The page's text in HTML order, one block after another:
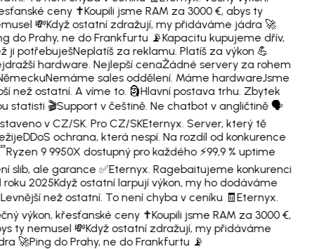
ceny ✝️Koupili jsme RAM za 3000 €, abys ty
💸Když ostatní zdražují, my přidáváme jádra 🚀
do Prahy, ne do Frankfurtu 📡Kapacitu kupujeme dřív,
ji potřebuješNeplatíš za reklamu. Platíš za výkon 💪
hardware. Nejlepší cenaŽádné servery za rohem
Nemáme sales oddělení. Máme hardwareJsme
než ostatní. A víme to. 🗿Hlavní postava trhu. Zbytek
statisti 🎬Support v češtině. Ne chatbot v angličtině 🗣️
v CZ/SK. Pro CZ/SKEternyx. Server, který tě
DDoS ochrana, která nespí. Na rozdíl od konkurence
Ryzen 9 9950X dostupný pro každého ⚡99,9 % uptime
slib, ale garance ✅Eternyx. Ragebaitujeme konkurenci
roku 2025Když ostatní larpují výkon, my ho dodáváme
Levnější než ostatní. To není chyba v ceníku 🧾Eternyx.
výkon, křesťanské ceny ✝️Koupili jsme RAM za 3000 €,
ty nemusel 💸Když ostatní zdražují, my přidáváme
🚀Ping do Prahy, ne do Frankfurtu 📡